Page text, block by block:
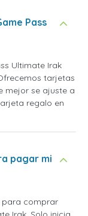
Pass
Ultimate Irak
tarjetas
mejor se ajuste a
regalo en
pagar mi
para comprar